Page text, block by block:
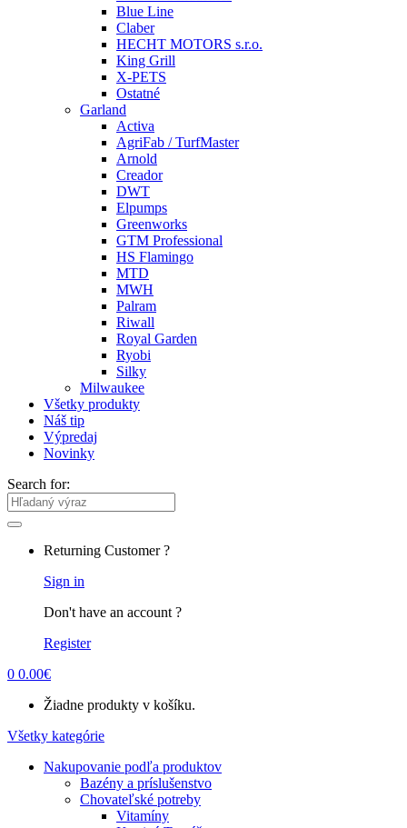
Blue Line
Claber
HECHT MOTORS s.r.o.
King Grill
X-PETS
Ostatné
Garland
Activa
AgriFab / TurfMaster
Arnold
Creador
DWT
Elpumps
Greenworks
GTM Professional
HS Flamingo
MTD
MWH
Palram
Riwall
Royal Garden
Ryobi
Silky
Milwaukee
Všetky produkty
Náš tip
Výpredaj
Novinky
Search for:
Returning Customer ?
Sign in
Don't have an account ?
Register
0 0.00€
Žiadne produkty v košíku.
Všetky kategórie
Nakupovanie podľa produktov
Bazény a príslušenstvo
Chovateľské potreby
Vitamíny